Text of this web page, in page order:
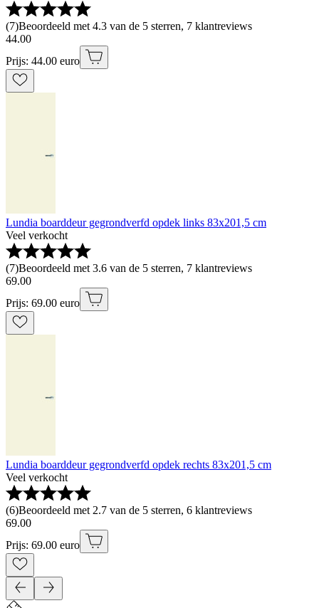
(7)Beoordeeld met 4.3 van de 5 sterren, 7 klantreviews
44.00
Prijs: 44.00 euro
Lundia boarddeur gegrondverfd opdek links 83x201,5 cm
Veel verkocht
(7)Beoordeeld met 3.6 van de 5 sterren, 7 klantreviews
69.00
Prijs: 69.00 euro
Lundia boarddeur gegrondverfd opdek rechts 83x201,5 cm
Veel verkocht
(6)Beoordeeld met 2.7 van de 5 sterren, 6 klantreviews
69.00
Prijs: 69.00 euro